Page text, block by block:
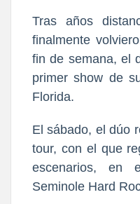
Tras años
finalmente
fin de semana, el
primer show de
Florida.
El sábado, el dúo
tour, con el que
escenarios, en
Seminole Hard